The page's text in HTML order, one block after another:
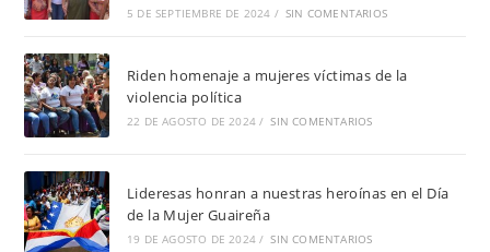
5 DE SEPTIEMBRE DE 2024 / SIN COMENTARIOS
Riden homenaje a mujeres víctimas de la
violencia política
22 DE AGOSTO DE 2024 / SIN COMENTARIOS
Lideresas honran a nuestras heroínas en el Día
de la Mujer Guaireña
19 DE AGOSTO DE 2024 / SIN COMENTARIOS